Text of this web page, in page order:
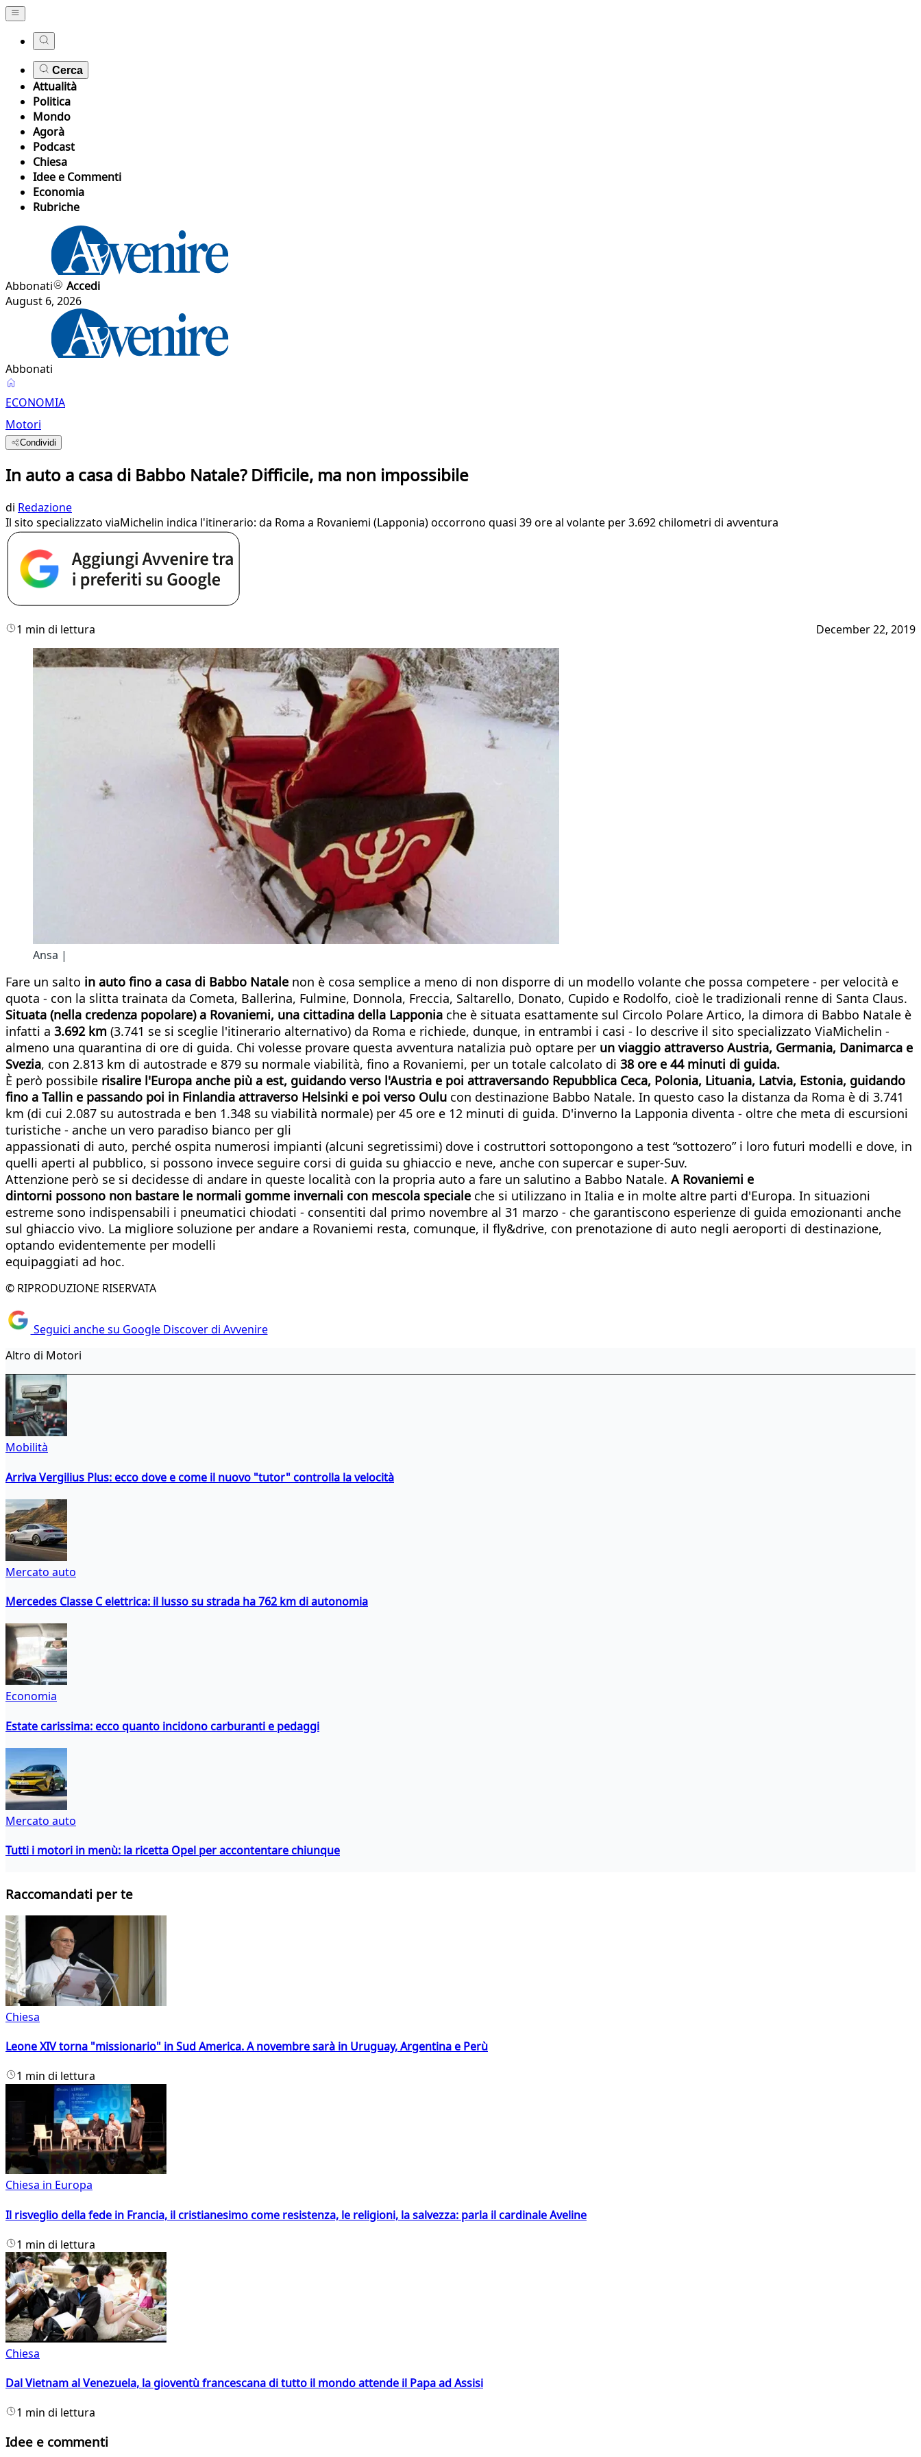
Cerca
Attualità
Politica
Mondo
Agorà
Podcast
Chiesa
Idee e Commenti
Economia
Rubriche
Abbonati
Accedi
August 6, 2026
Abbonati
ECONOMIA
Motori
Condividi
In auto a casa di Babbo Natale? Difficile, ma non impossibile
di Redazione
Il sito specializzato viaMichelin indica l'itinerario: da Roma a Rovaniemi (Lapponia) occorrono quasi 39 ore al volante per 3.692 chilometri di avventura
1 min di lettura December 22, 2019
Ansa |
Fare un salto in auto fino a casa di Babbo Natale non è cosa semplice a meno di non disporre di un modello volante che possa competere - per velocità e
quota - con la slitta trainata da Cometa, Ballerina, Fulmine, Donnola, Freccia, Saltarello, Donato, Cupido e Rodolfo, cioè le tradizionali renne di Santa Claus.
Situata (nella credenza popolare) a Rovaniemi, una cittadina della Lapponia che è situata esattamente sul Circolo Polare Artico, la dimora di Babbo Natale è
infatti a 3.692 km (3.741 se si sceglie l'itinerario alternativo) da Roma e richiede, dunque, in entrambi i casi - lo descrive il sito specializzato ViaMichelin -
almeno una quarantina di ore di guida. Chi volesse provare questa avventura natalizia può optare per un viaggio attraverso Austria, Germania, Danimarca e
Svezia, con 2.813 km di autostrade e 879 su normale viabilità, fino a Rovaniemi, per un totale calcolato di 38 ore e 44 minuti di guida.
È però possibile risalire l'Europa anche più a est, guidando verso l'Austria e poi attraversando Repubblica Ceca, Polonia, Lituania, Latvia, Estonia, guidando
fino a Tallin e passando poi in Finlandia attraverso Helsinki e poi verso Oulu con destinazione Babbo Natale. In questo caso la distanza da Roma è di 3.741
km (di cui 2.087 su autostrada e ben 1.348 su viabilità normale) per 45 ore e 12 minuti di guida. D'inverno la Lapponia diventa - oltre che meta di escursioni
turistiche - anche un vero paradiso bianco per gli
appassionati di auto, perché ospita numerosi impianti (alcuni segretissimi) dove i costruttori sottopongono a test “sottozero” i loro futuri modelli e dove, in
quelli aperti al pubblico, si possono invece seguire corsi di guida su ghiaccio e neve, anche con supercar e super-Suv.
Attenzione però se si decidesse di andare in queste località con la propria auto a fare un salutino a Babbo Natale. A Rovaniemi e
dintorni possono non bastare le normali gomme invernali con mescola speciale che si utilizzano in Italia e in molte altre parti d'Europa. In situazioni
estreme sono indispensabili i pneumatici chiodati - consentiti dal primo novembre al 31 marzo - che garantiscono esperienze di guida emozionanti anche
sul ghiaccio vivo. La migliore soluzione per andare a Rovaniemi resta, comunque, il fly&drive, con prenotazione di auto negli aeroporti di destinazione,
optando evidentemente per modelli
equipaggiati ad hoc.
© RIPRODUZIONE RISERVATA
Seguici anche su Google Discover di Avvenire
Altro di Motori
Mobilità
Arriva Vergilius Plus: ecco dove e come il nuovo "tutor" controlla la velocità
Mercato auto
Mercedes Classe C elettrica: il lusso su strada ha 762 km di autonomia
Economia
Estate carissima: ecco quanto incidono carburanti e pedaggi
Mercato auto
Tutti i motori in menù: la ricetta Opel per accontentare chiunque
Raccomandati per te
Chiesa
Leone XIV torna "missionario" in Sud America. A novembre sarà in Uruguay, Argentina e Perù
1 min di lettura
Chiesa in Europa
Il risveglio della fede in Francia, il cristianesimo come resistenza, le religioni, la salvezza: parla il cardinale Aveline
1 min di lettura
Chiesa
Dal Vietnam al Venezuela, la gioventù francescana di tutto il mondo attende il Papa ad Assisi
1 min di lettura
Idee e commenti